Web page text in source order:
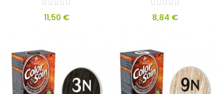
11,50 € 8,84 €